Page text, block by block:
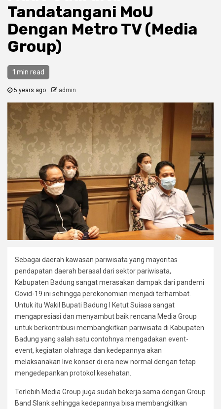
Tandatangani MoU
Dengan Metro TV (Media
Group)
1 min read
5 years ago admin
Sebagai daerah kawasan pariwisata yang mayoritas
pendapatan daerah berasal dari sektor pariwisata,
Kabupaten Badung sangat merasakan dampak dari pandemi
Covid-19 ini sehingga perekonomian menjadi terhambat.
Untuk itu Wakil Bupati Badung I Ketut Suiasa sangat
mengapresiasi dan menyambut baik rencana Media Group
untuk berkontribusi membangkitkan pariwisata di Kabupaten
Badung yang salah satu contohnya mengadakan event-
event, kegiatan olahraga dan kedepannya akan
melaksanakan live konser di era new normal dengan tetap
mengedepankan protokol kesehatan.
Terlebih Media Group juga sudah bekerja sama dengan Group
Band Slank sehingga kedepannya bisa membangkitkan